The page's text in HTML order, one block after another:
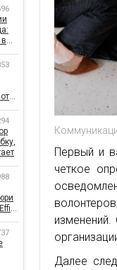
Первый и
четкое
изменений.
Далее